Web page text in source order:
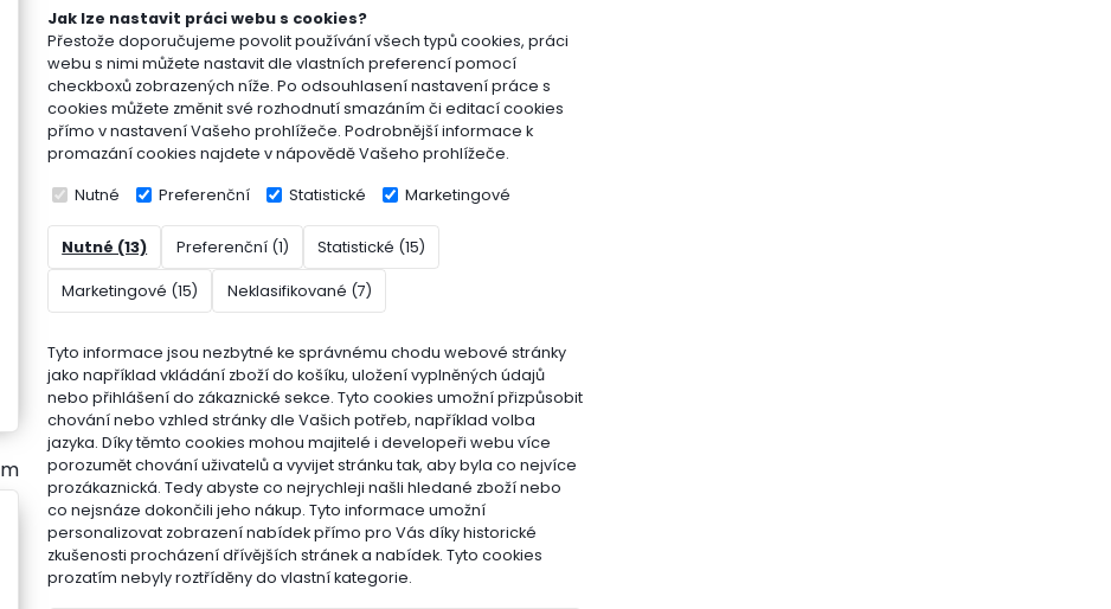
Jak lze nastavit práci webu s cookies?
Přestože doporučujeme povolit používání všech typů cookies, práci
webu s nimi můžete nastavit dle vlastních preferencí pomocí
checkboxů zobrazených níže. Po odsouhlasení nastavení práce s
cookies můžete změnit své rozhodnutí smazáním či editací cookies
přímo v nastavení Vašeho prohlížeče. Podrobnější informace k
promazání cookies najdete v nápovědě Vašeho prohlížeče.
Nutné Preferenční Statistické Marketingové
Nutné (13) Preferenční (1) Statistické (15)
Marketingové (15) Neklasifikované (7)
Tyto informace jsou nezbytné ke správnému chodu webové stránky
jako například vkládání zboží do košíku, uložení vyplněných údajů
nebo přihlášení do zákaznické sekce. Tyto cookies umožní přizpůsobit
chování nebo vzhled stránky dle Vašich potřeb, například volba
jazyka. Díky těmto cookies mohou majitelé i developeři webu více
porozumět chování uživatelů a vyvijet stránku tak, aby byla co nejvíce
prozákaznická. Tedy abyste co nejrychleji našli hledané zboží nebo
co nejsnáze dokončili jeho nákup. Tyto informace umožní
personalizovat zobrazení nabídek přímo pro Vás díky historické
zkušenosti procházení dřívějších stránek a nabídek. Tyto cookies
prozatím nebyly roztříděny do vlastní kategorie.
železo pro sytě zelený trávník
draslík pro zvýšení odolnosti vůči suchu
omezuje růst mechů a plevelů
dlouhodobý účinek až 2 měsíce
vhodné pro použití s mulčovacími a robotickými sekačkami
Složení:
péřová moučka, vináza
železo
mikroorganismy (Bacillus spp.)
mykorhizní houby
Doporučené dávkování: